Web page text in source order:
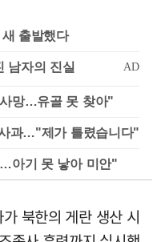
출발했다
망…유골 못 찾아"
과…"제가 틀렸습니다"
아기 못 낳아 미안"
북한의 게란 생산 시